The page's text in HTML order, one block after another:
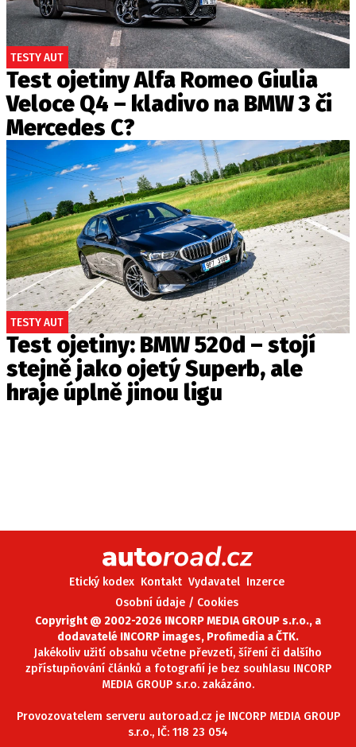
TESTY AUT
Test ojetiny Alfa Romeo Giulia
Veloce Q4 – kladivo na BMW 3 či
Mercedes C?
TESTY AUT
Test ojetiny: BMW 520d – stojí
stejně jako ojetý Superb, ale
hraje úplně jinou ligu
Etický kodex Kontakt Vydavatel Inzerce
Osobní údaje / Cookies
Copyright @ 2002-2026 INCORP MEDIA GROUP s.r.o., a
dodavatelé INCORP images, Profimedia a ČTK.
Jakékoliv užití obsahu včetne převzetí, šíření či dalšího
zpřístupňování článků a fotografií je bez souhlasu INCORP
MEDIA GROUP s.r.o. zakázáno.
Provozovatelem serveru autoroad.cz je INCORP MEDIA GROUP
s.r.o., IČ: 118 23 054